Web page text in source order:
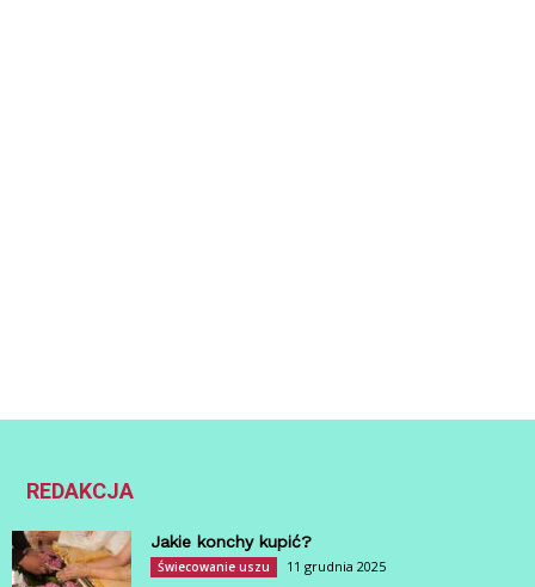
REDAKCJA
Jakie konchy kupić?
Świecowanie uszu 11 grudnia 2025